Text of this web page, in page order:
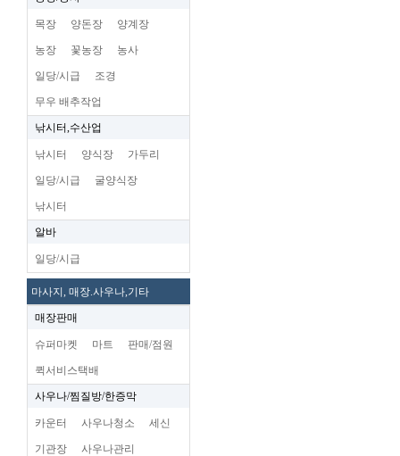
목장 양돈장 양계장
농장 꽃농장 농사
일당/시급 조경
무우 배추작업
낚시터,수산업
낚시터 양식장 가두리
일당/시급 굴양식장
낚시터
알바
일당/시급
마사지, 매장.사우나,기타
매장판매
슈퍼마켓 마트 판매/점원
퀵서비스택배
사우나/찜질방/한증막
카운터 사우나청소 세신
기관장 사우나관리